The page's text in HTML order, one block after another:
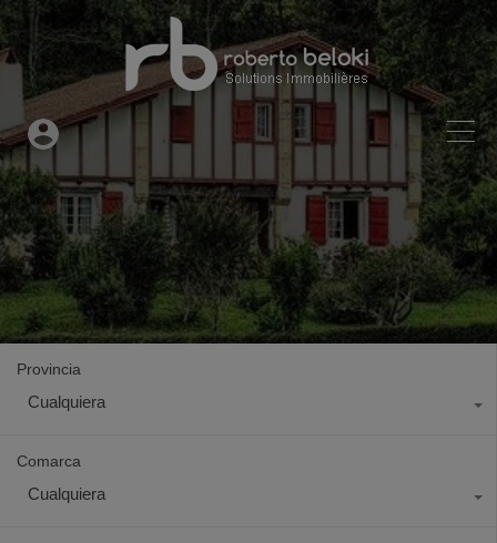
Provincia
Cualquiera
Comarca
Cualquiera